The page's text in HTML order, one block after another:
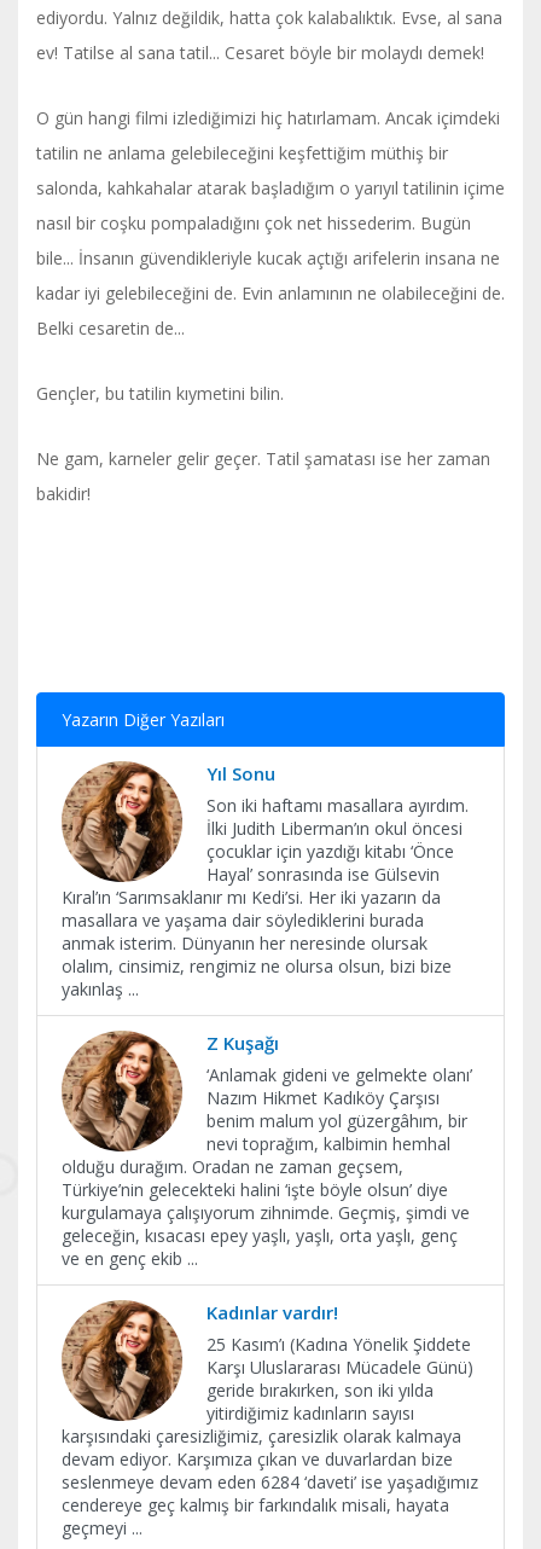
ediyordu. Yalnız değildik, hatta çok kalabalıktık. Evse, al sana
ev! Tatilse al sana tatil... Cesaret böyle bir molaydı demek!
O gün hangi filmi izlediğimizi hiç hatırlamam. Ancak içimdeki
tatilin ne anlama gelebileceğini keşfettiğim müthiş bir
salonda, kahkahalar atarak başladığım o yarıyıl tatilinin içime
nasıl bir coşku pompaladığını çok net hissederim. Bugün
bile... İnsanın güvendikleriyle kucak açtığı arifelerin insana ne
kadar iyi gelebileceğini de. Evin anlamının ne olabileceğini de.
Belki cesaretin de...
Gençler, bu tatilin kıymetini bilin.
Ne gam, karneler gelir geçer. Tatil şamatası ise her zaman
bakidir!
Yazarın Diğer Yazıları
Yıl Sonu
Son iki haftamı masallara ayırdım.
İlki Judith Liberman’ın okul öncesi
çocuklar için yazdığı kitabı ‘Önce
Hayal’ sonrasında ise Gülsevin
Kıral’ın ‘Sarımsaklanır mı Kedi’si. Her iki yazarın da
masallara ve yaşama dair söylediklerini burada
anmak isterim. Dünyanın her neresinde olursak
olalım, cinsimiz, rengimiz ne olursa olsun, bizi bize
yakınlaş ...
Z Kuşağı
‘Anlamak gideni ve gelmekte olanı’
Nazım Hikmet Kadıköy Çarşısı
benim malum yol güzergâhım, bir
nevi toprağım, kalbimin hemhal
olduğu durağım. Oradan ne zaman geçsem,
Türkiye’nin gelecekteki halini ‘işte böyle olsun’ diye
kurgulamaya çalışıyorum zihnimde. Geçmiş, şimdi ve
geleceğin, kısacası epey yaşlı, yaşlı, orta yaşlı, genç
ve en genç ekib ...
Kadınlar vardır!
25 Kasım’ı (Kadına Yönelik Şiddete
Karşı Uluslararası Mücadele Günü)
geride bırakırken, son iki yılda
yitirdiğimiz kadınların sayısı
karşısındaki çaresizliğimiz, çaresizlik olarak kalmaya
devam ediyor. Karşımıza çıkan ve duvarlardan bize
seslenmeye devam eden 6284 ‘daveti’ ise yaşadığımız
cendereye geç kalmış bir farkındalık misali, hayata
geçmeyi ...